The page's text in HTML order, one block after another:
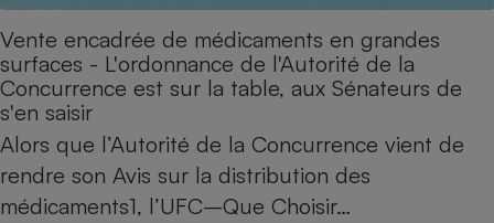
Vente encadrée de médicaments en grandes
surfaces - L'ordonnance de l'Autorité de la
Concurrence est sur la table, aux Sénateurs de
s'en saisir
Alors que l’Autorité de la Concurrence vient de
rendre son Avis sur la distribution des
médicaments1, l’UFC–Que Choisir…